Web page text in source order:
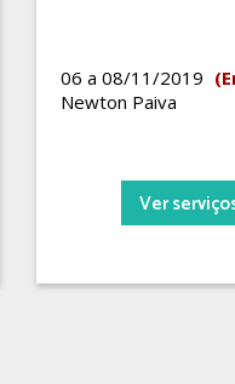
06 a 08/11/2019
Newton Paiva
Ver